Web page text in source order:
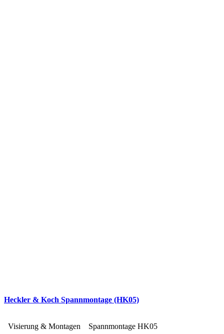
Heckler & Koch Spannmontage (HK05)
Visierung & Montagen Spannmontage HK05